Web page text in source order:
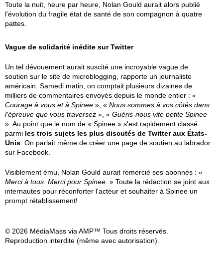
Toute la nuit, heure par heure, Nolan Gould aurait alors publié
l'évolution du fragile état de santé de son compagnon à quatre
pattes.
Vague de solidarité inédite sur Twitter
Un tel dévouement aurait suscité une incroyable vague de
soutien sur le site de microblogging, rapporte un journaliste
américain. Samedi matin, on comptait plusieurs dizaines de
milliers de commentaires envoyés depuis le monde entier : «
Courage à vous et à Spinee », « Nous sommes à vos côtés dans
l'épreuve que vous traversez », « Guéris-nous vite petite Spinee
». Au point que le nom de « Spinee » s'est rapidement classé
parmi les trois sujets les plus discutés de Twitter aux États-
Unis . On parlait même de créer une page de soutien au labrador
sur Facebook.
Visiblement ému, Nolan Gould aurait remercié ses abonnés : «
Merci à tous. Merci pour Spinee. » Toute la rédaction se joint aux
internautes pour réconforter l'acteur et souhaiter à Spinee un
prompt rétablissement!
© 2026 MédiaMass via AMP™ Tous droits réservés.
Reproduction interdite (même avec autorisation).